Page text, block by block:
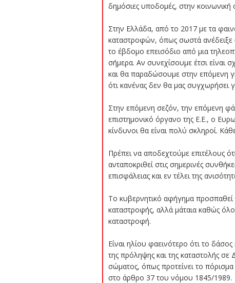
δημόσιες υποδομές, στην κοινωνική
Στην Ελλάδα, από το 2017 με τα
καταστροφών, όπως σωστά
το έβδομο επεισόδιο από μια
σήμερα. Αν συνεχίσουμε έτσι είναι
και θα παραδώσουμε στην επόμενη
ότι κανένας δεν θα μας συγχωρήσει
Στην επόμενη σεζόν, την επόμενη
επιστημονικό όργανο της Ε.Ε., ο
κίνδυνοι θα είναι πολύ σκληροί.
Πρέπει να αποδεχτούμε επιτέλους
ανταποκριθεί στις σημερινές
επισφάλειας και εν τέλει της
Το κυβερνητικό αφήγημα προσπαθεί
καταστροφής, αλλά μάταια καθώς
καταστροφή.
Είναι ηλίου φαεινότερο ότι το
της πρόληψης και της καταστολής σε
σώματος, όπως προτείνει το
στο άρθρο 37 του νόμου 1845/1989.